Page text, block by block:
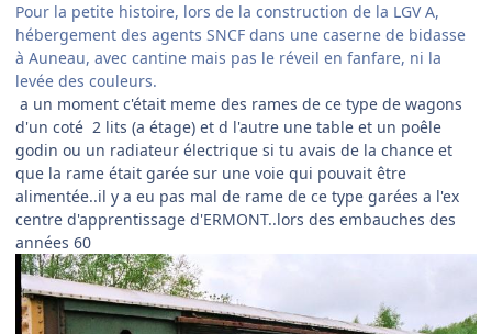
Pour la petite histoire, lors de la construction de la LGV A,
hébergement des agents SNCF dans une caserne de bidasse
à Auneau, avec cantine mais pas le réveil en fanfare, ni la
levée des couleurs.
a un moment c'était meme des rames de ce type de wagons
d'un coté 2 lits (a étage) et d l'autre une table et un poêle
godin ou un radiateur électrique si tu avais de la chance et
que la rame était garée sur une voie qui pouvait être
alimentée..il y a eu pas mal de rame de ce type garées a l'ex
centre d'apprentissage d'ERMONT..lors des embauches des
années 60